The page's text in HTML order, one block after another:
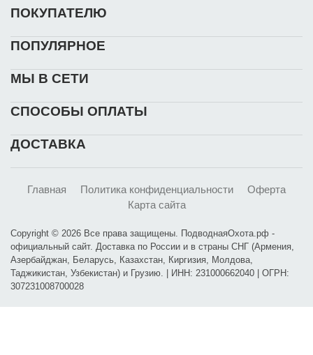
ПОКУПАТЕЛЮ
ПОПУЛЯРНОЕ
МЫ В СЕТИ
СПОСОБЫ ОПЛАТЫ
ДОСТАВКА
Главная Политика конфиденциальности
Оферта
Карта сайта
Copyright © 2026 Все права защищены. ПодводнаяОхота.рф -
официальный сайт. Доставка по России и в страны СНГ (Армения,
Азербайджан, Беларусь, Казахстан, Киргизия, Молдова,
Таджикистан, Узбекистан) и Грузию. | ИНН: 231000662040 | ОГРН:
307231008700028